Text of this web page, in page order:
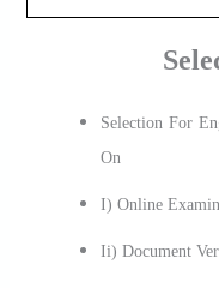
Selection For
On
I) Online
Ii) Document